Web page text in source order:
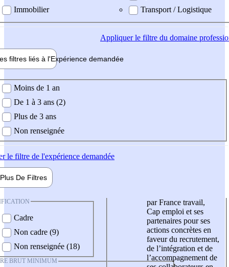
Immobilier
Transport / Logistique
Appliquerle filtre du domaine
filtres liés à l'Expérience demandée
demandée
Moins de 1 an
De 1 à 3 ans (2)
Plus de 3 ans
Non renseignée
le filtre de l'expérience demandée
Plus De Filtres
Cadre
Non cadre (9)
Non renseignée (18)
BRUT MINIMUM
par France travail,
Cap emploi et ses
partenaires pour ses
actions concrètes en
faveur du recrutement,
de l’intégration et de
l’accompagnement de